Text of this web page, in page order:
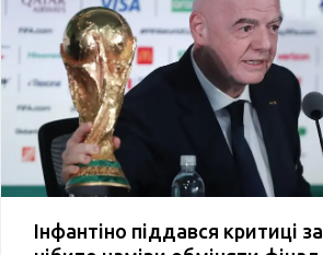
Інфантіно піддався критиці за